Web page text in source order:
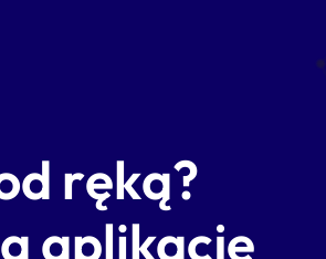
ręką?
aplikację